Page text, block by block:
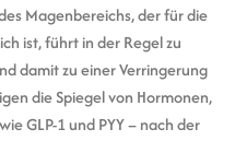
Magenbereichs, der für die
ist, führt in der Regel zu
damit zu einer Verringerung
die Spiegel von Hormonen,
GLP-1 und PYY – nach der